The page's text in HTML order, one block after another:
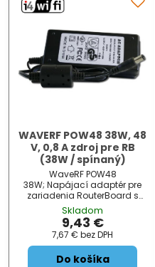
WAVERF POW48 38W, 48
V, 0,8 A zdroj pre RB
(38W / spínaný)
WaveRF POW48
38W; Napájací adaptér pre
zariadenia RouterBoard s
výstupným napätím 48 V a
výkonom 38 W. Adaptér je
dodávaný s napájacím
káblom.
Skladom
9,43 €
7,67 € bez DPH
Do košíka